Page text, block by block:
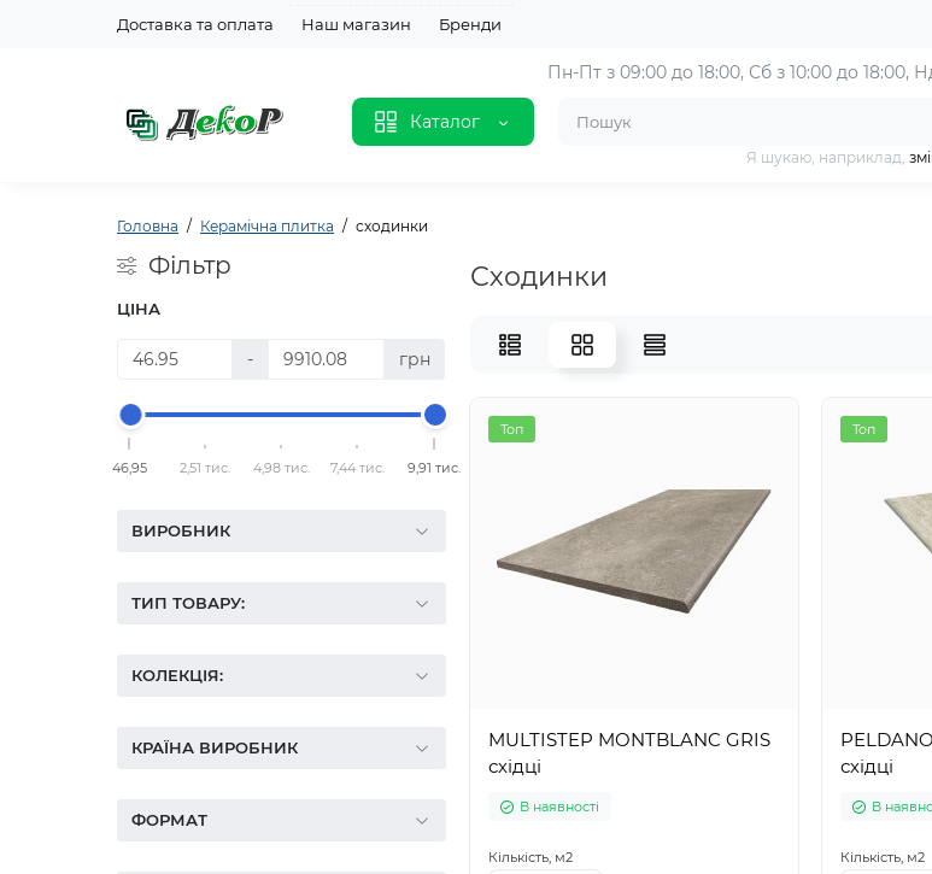
Доставка та оплата Наш магазин Бренди
Каталог
Пн-Пт з 09:00 до 18:00, Сб з 10:00 до 18:00,
Я шукаю, наприклад,
Головна Керамічна плитка сходинки
Фільтр
ЦІНА
- грн
46,95 2,51 тис. 4,98 тис. 7,44 тис. 9,91 тис.
ВИРОБНИК
ТИП ТОВАРУ:
КОЛЕКЦІЯ:
КРАЇНА ВИРОБНИК
ФОРМАТ
Сходинки
Топ
MULTISTEP MONTBLANC GRIS
східці
В наявності
Кількість, м2
Топ
східці
В
Кількість, м2